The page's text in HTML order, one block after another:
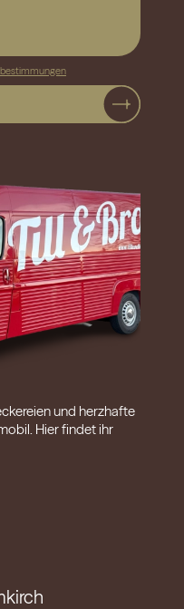
und herzhafte
Hier findet ihr